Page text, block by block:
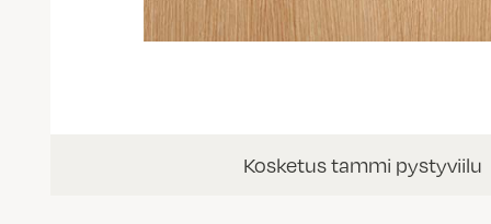
Kosketus tammi pystyviilu